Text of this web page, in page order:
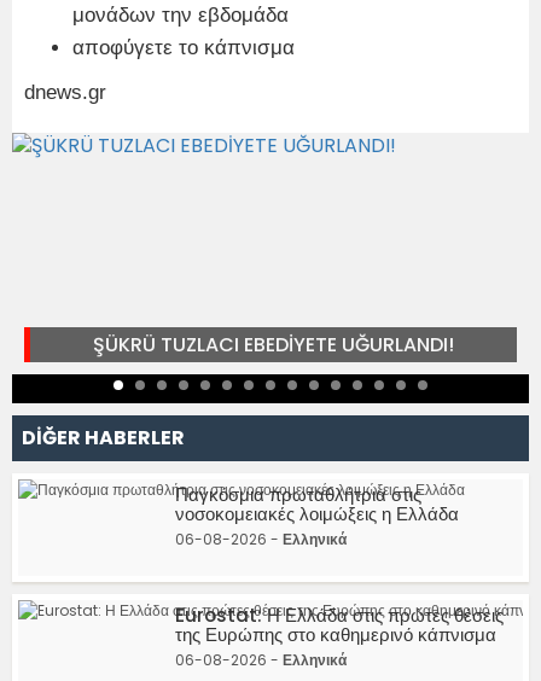
μονάδων την εβδομάδα
αποφύγετε το κάπνισμα
dnews.gr
ŞÜKRÜ TUZLACI EBEDİYETE UĞURLANDI!
DİĞER HABERLER
Παγκόσμια πρωταθλήτρια στις
νοσοκομειακές λοιμώξεις η Ελλάδα
06-08-2026 - Ελληνικά
Eurostat: Η Ελλάδα στις πρώτες θέσεις
της Ευρώπης στο καθημερινό κάπνισμα
06-08-2026 - Ελληνικά